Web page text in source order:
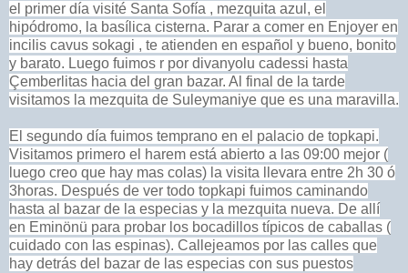
el primer día visité Santa Sofía , mezquita azul, el
hipódromo, la basílica cisterna. Parar a comer en Enjoyer en
incilis cavus sokagi , te atienden en español y bueno, bonito
y barato. Luego fuimos r por divanyolu cadessi hasta
Çemberlitas hacia del gran bazar. Al final de la tarde
visitamos la mezquita de Suleymaniye que es una maravilla.
El segundo día fuimos temprano en el palacio de topkapi.
Visitamos primero el harem está abierto a las 09:00 mejor (
luego creo que hay mas colas) la visita llevara entre 2h 30 ó
3horas. Después de ver todo topkapi fuimos caminando
hasta al bazar de la especias y la mezquita nueva. De allí
en Eminönü para probar los bocadillos típicos de caballas (
cuidado con las espinas). Callejeamos por las calles que
hay detrás del bazar de las especias con sus puestos